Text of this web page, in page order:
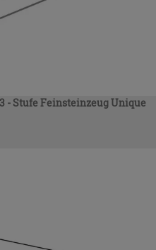
- Stufe Feinsteinzeug Unique